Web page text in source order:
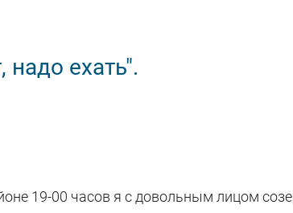
ехать".
19-00 часов я с довольным лицом